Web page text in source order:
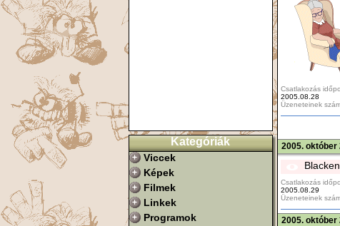
Kategóriák
Viccek
Képek
Filmek
Linkek
Programok
Csatlakozás
2005.08.28
Üzeneteinek
2005. október
Csatlakozás
2005.08.29
Üzeneteinek
2005. október